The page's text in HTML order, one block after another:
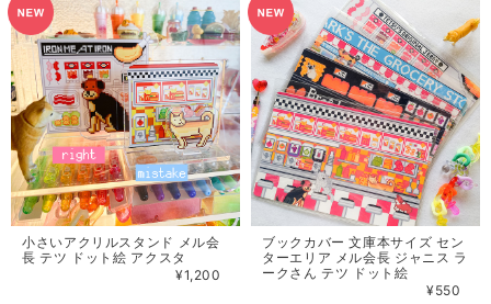
小さいアクリルスタンド メル会
長 テツ ドット絵 アクスタ
¥1,200
ブックカバー 文庫本サイズ セン
ターエリア メル会長 ジャニス ラ
ークさん テツ ドット絵
¥550